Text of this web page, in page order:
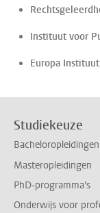
Instituut voor
Europa Instituut
Studiekeuze
Bacheloropleidingen
Masteropleidingen
PhD-programma's
Onderwijs voor